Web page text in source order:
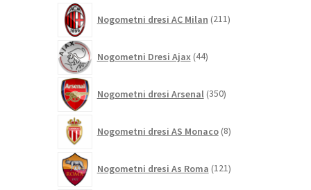
Nogometni dresi AC Milan 211izdelkov
Nogometni Dresi Ajax 44izdelkov
Nogometni dresi Arsenal 350izdelkov
Nogometni dresi AS Monaco 8izdelkov
Nogometni dresi As Roma 121izdelkov